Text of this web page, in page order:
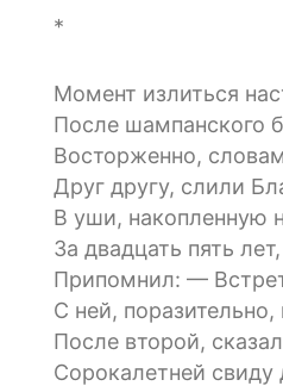
*
Момент излиться
После шампанского
Восторженно,
Друг другу, слили
В уши, накопленную
За двадцать пять
Припомнил: —
С ней,
После второй,
Сорокалетней